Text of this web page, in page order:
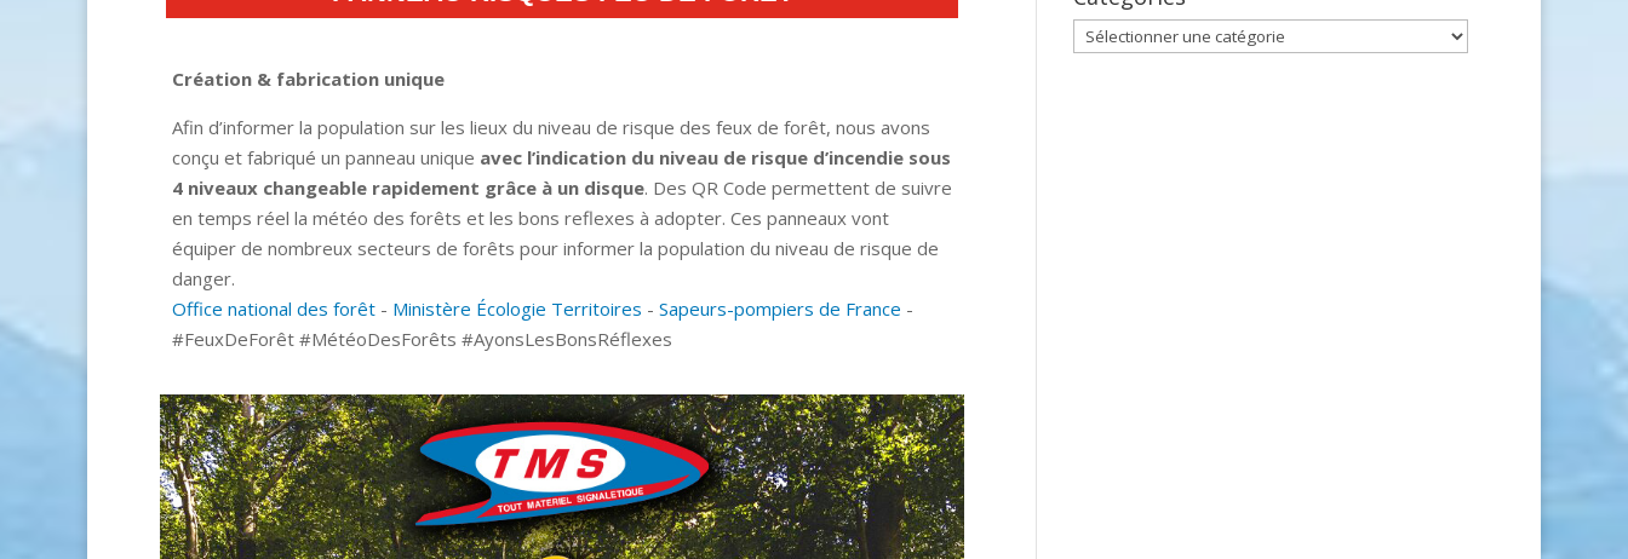
Création & fabrication unique
Afin d’informer la population sur les lieux du niveau de risque des feux de forêt, nous avons
conçu et fabriqué un panneau unique avec l’indication du niveau de risque d’incendie sous
4 niveaux changeable rapidement grâce à un disque. Des QR Code permettent de suivre
en temps réel la météo des forêts et les bons reflexes à adopter. Ces panneaux vont
équiper de nombreux secteurs de forêts pour informer la population du niveau de risque de
danger.
Office national des forêt - Ministère Écologie Territoires - Sapeurs-pompiers de France -
#FeuxDeForêt #MétéoDesForêts #AyonsLesBonsRéflexes
Catégories